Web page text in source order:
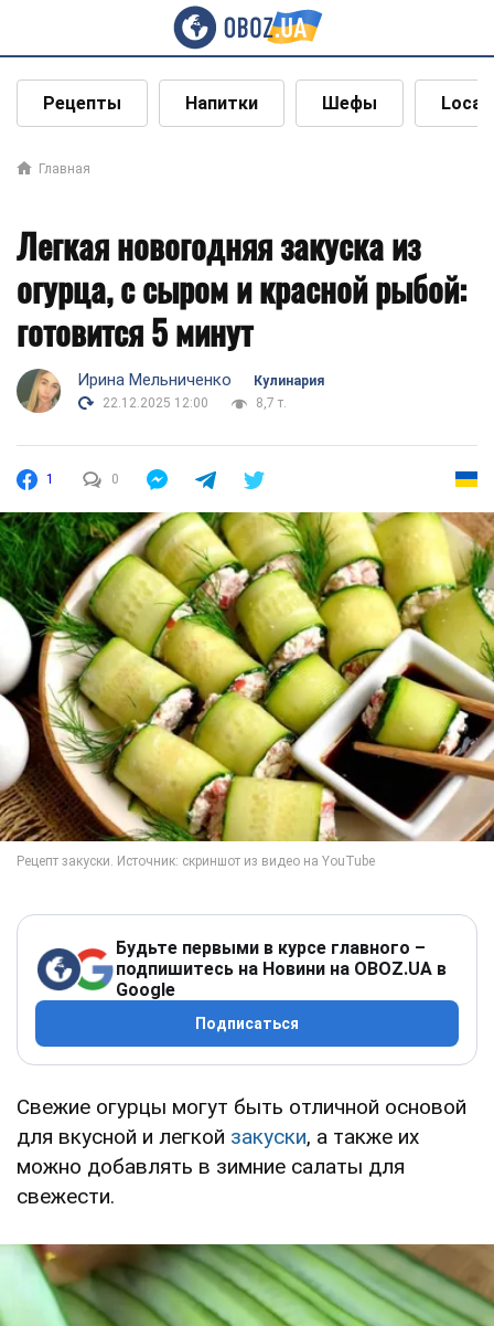
Рецепты Напитки Шефы Local
Главная
Легкая новогодняя закуска из
огурца, с сыром и красной рыбой:
готовится 5 минут
Ирина Мельниченко
Кулинария
22.12.2025 12:00
8,7 т.
1 0
Будьте первыми в курсе главного –
подпишитесь на Новини на OBOZ.UA в
Google
Подписаться
Свежие огурцы могут быть отличной основой
для вкусной и легкой закуски, а также их
можно добавлять в зимние салаты для
свежести.